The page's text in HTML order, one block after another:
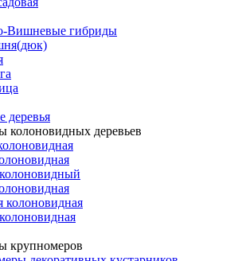
Вишневые гибриды
деревья
колоновидных деревьев
колоновидная
крупномеров